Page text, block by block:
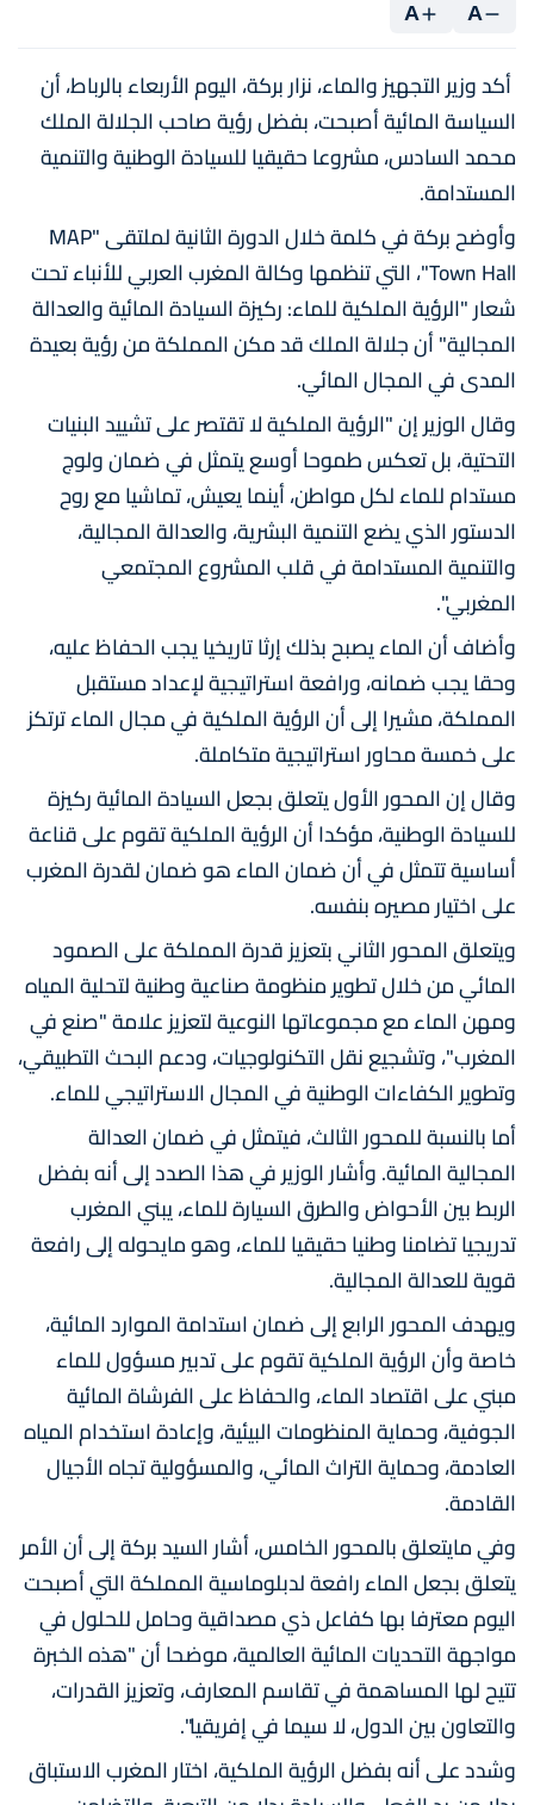
A
A
أكد وزير التجهيز والماء، نزار بركة، اليوم الأربعاء بالرباط، أن
السياسة المائية أصبحت، بفضل رؤية صاحب الجلالة الملك
محمد السادس، مشروعا حقيقيا للسيادة الوطنية والتنمية
المستدامة.
وأوضح بركة في كلمة خلال الدورة الثانية لملتقى "MAP
Town Hall"، التي تنظمها وكالة المغرب العربي للأنباء تحت
شعار "الرؤية الملكية للماء: ركيزة السيادة المائية والعدالة
المجالية" أن جلالة الملك قد مكن المملكة من رؤية بعيدة
المدى في المجال المائي.
وقال الوزير إن "الرؤية الملكية لا تقتصر على تشييد البنيات
التحتية، بل تعكس طموحا أوسع يتمثل في ضمان ولوج
مستدام للماء لكل مواطن، أينما يعيش، تماشيا مع روح
الدستور الذي يضع التنمية البشرية، والعدالة المجالية،
والتنمية المستدامة في قلب المشروع المجتمعي
المغربي".
وأضاف أن الماء يصبح بذلك إرثا تاريخيا يجب الحفاظ عليه،
وحقا يجب ضمانه، ورافعة استراتيجية لإعداد مستقبل
المملكة، مشيرا إلى أن الرؤية الملكية في مجال الماء ترتكز
على خمسة محاور استراتيجية متكاملة.
وقال إن المحور الأول يتعلق بجعل السيادة المائية ركيزة
للسيادة الوطنية، مؤكدا أن الرؤية الملكية تقوم على قناعة
أساسية تتمثل في أن ضمان الماء هو ضمان لقدرة المغرب
على اختيار مصيره بنفسه.
ويتعلق المحور الثاني بتعزيز قدرة المملكة على الصمود
المائي من خلال تطوير منظومة صناعية وطنية لتحلية المياه
ومهن الماء مع مجموعاتها النوعية لتعزيز علامة "صنع في
المغرب"، وتشجيع نقل التكنولوجيات، ودعم البحث التطبيقي،
وتطوير الكفاءات الوطنية في المجال الاستراتيجي للماء.
أما بالنسبة للمحور الثالث، فيتمثل في ضمان العدالة
المجالية المائية. وأشار الوزير في هذا الصدد إلى أنه بفضل
الربط بين الأحواض والطرق السيارة للماء، يبني المغرب
تدريجيا تضامنا وطنيا حقيقيا للماء، وهو مايحوله إلى رافعة
قوية للعدالة المجالية.
ويهدف المحور الرابع إلى ضمان استدامة الموارد المائية،
خاصة وأن الرؤية الملكية تقوم على تدبير مسؤول للماء
مبني على اقتصاد الماء، والحفاظ على الفرشاة المائية
الجوفية، وحماية المنظومات البيئية، وإعادة استخدام المياه
العادمة، وحماية التراث المائي، والمسؤولية تجاه الأجيال
القادمة.
وفي مايتعلق بالمحور الخامس، أشار السيد بركة إلى أن الأمر
يتعلق بجعل الماء رافعة لدبلوماسية المملكة التي أصبحت
اليوم معترفا بها كفاعل ذي مصداقية وحامل للحلول في
مواجهة التحديات المائية العالمية، موضحا أن "هذه الخبرة
تتيح لها المساهمة في تقاسم المعارف، وتعزيز القدرات،
والتعاون بين الدول، لا سيما في إفريقيا".
وشدد على أنه بفضل الرؤية الملكية، اختار المغرب الاستباق